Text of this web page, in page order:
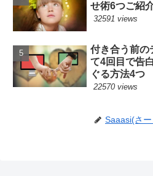
せ術6つご紹
32591 views
付き合う前の
て4回目で告
ぐる方法4つ
22570 views
Saaasi(さ